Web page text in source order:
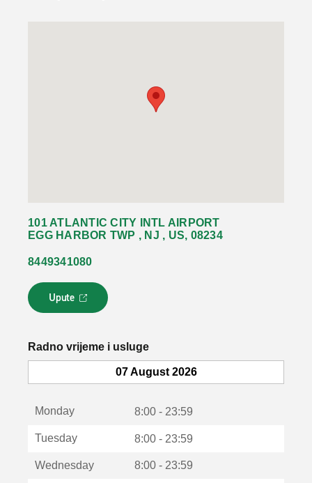
101 ATLANTIC CITY INTL AIRPORT
EGG HARBOR TWP , NJ , US, 08234
8449341080
Upute
L
i
k
o
u
Radno vrijeme i usluge
07 August 2026
Monday 8:00 - 23:59
Tuesday 8:00 - 23:59
Wednesday 8:00 - 23:59